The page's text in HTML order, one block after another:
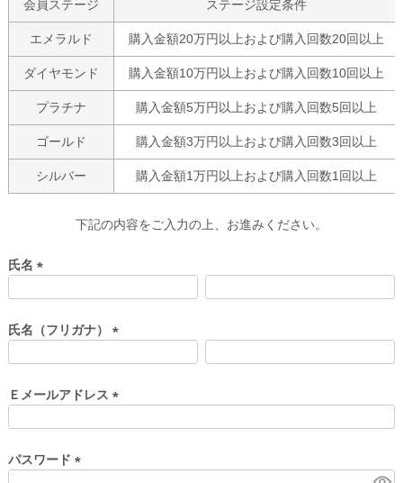
会員ステージ ステージ設定条件
エメラルド 購入金額20万円以上および購入回数20回以上
ダイヤモンド 購入金額10万円以上および購入回数10回以上
プラチナ 購入金額5万円以上および購入回数5回以上
ゴールド 購入金額3万円以上および購入回数3回以上
シルバー 購入金額1万円以上および購入回数1回以上
下記の内容をご入力の上、お進みください。
氏名
須
)
氏名（フリガナ）
須
)
Ｅメールアドレス
)
パスワード